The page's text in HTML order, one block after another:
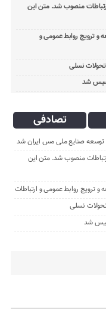
منصوب شد. متن این
و ترویج روابط عمومی و
نسلی
شد
تصادفی
توسعه صنایع ملی مس ایران شد
منصوب شد. متن این
ترویج روابط عمومی و ارتباطات
نسلی
شد